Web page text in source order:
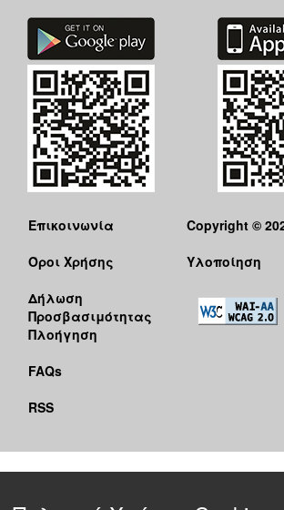
Επικοινωνία
Όροι Χρήσης
Δήλωση
Προσβασιμότητας
Πλοήγηση
FAQs
RSS
Copyright ©
Υλοποίηση